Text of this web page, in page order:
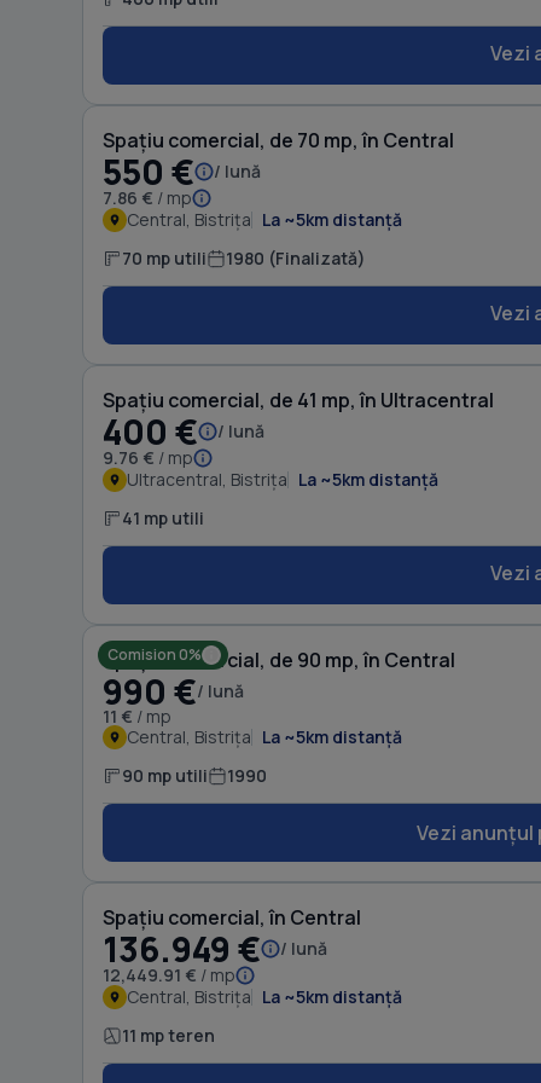
Vezi
Spațiu comercial, de 70 mp, în Central
550 €
/ lună
7.86 € / mp
Central, Bistrița La ~5km distanță
70 mp utili 1980 (Finalizată)
Vezi
Spațiu comercial, de 41 mp, în Ultracentral
400 €
/ lună
9.76 € / mp
Ultracentral, Bistrița La ~5km distanță
41 mp utili
Vezi
Comision 0%
Spațiu comercial, de 90 mp, în Central
990 €/ lună
11 € / mp
Central, Bistrița La ~5km distanță
90 mp utili 1990
Vezi anunțul
Spațiu comercial, în Central
136.949 €
/ lună
12,449.91 € / mp
Central, Bistrița La ~5km distanță
11 mp teren